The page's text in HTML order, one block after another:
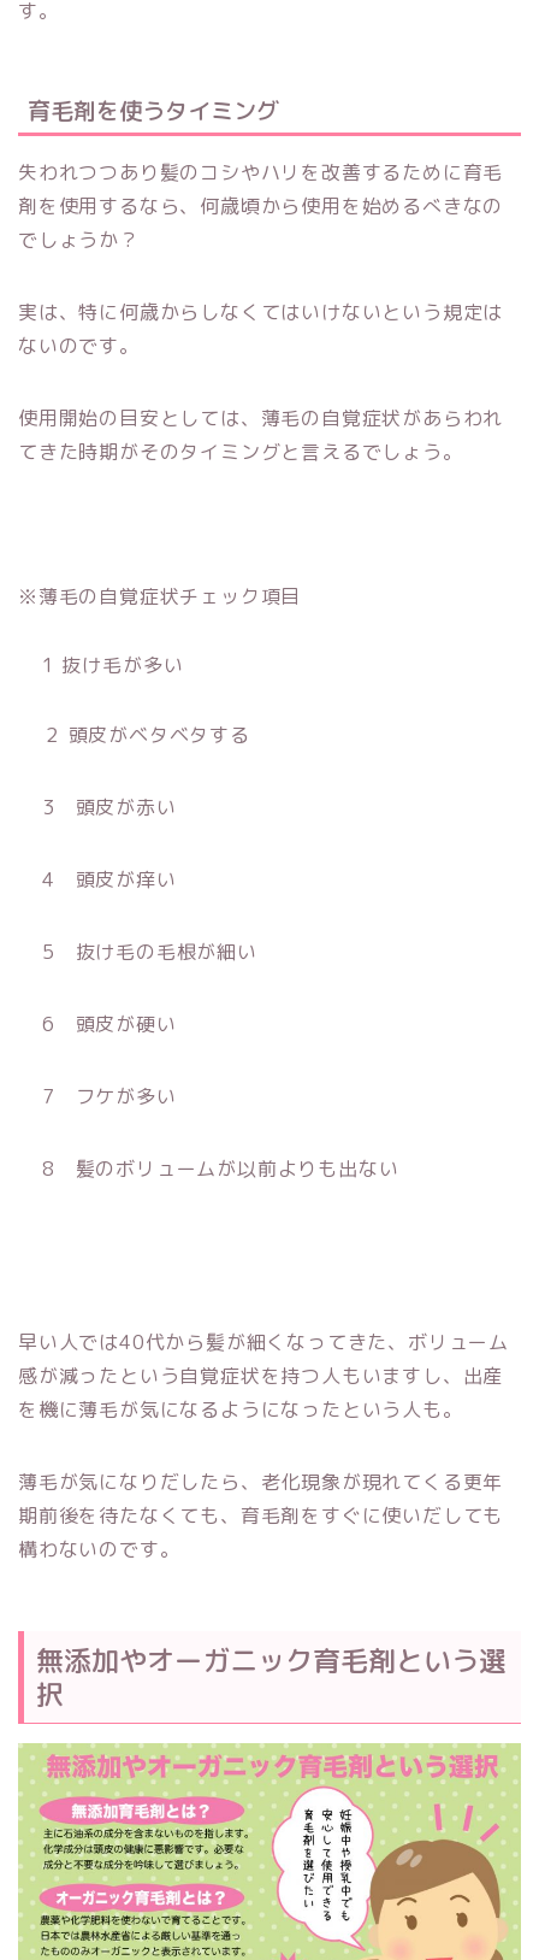
す。
育毛剤を使うタイミング
失われつつあり髪のコシやハリを改善するために育毛
剤を使用するなら、何歳頃から使用を始めるべきなの
でしょうか？
実は、特に何歳からしなくてはいけないという規定は
ないのです。
使用開始の目安としては、薄毛の自覚症状があらわれ
てきた時期がそのタイミングと言えるでしょう。
※薄毛の自覚症状チェック項目
1 抜け毛が多い
２ 頭皮がベタベタする
3 頭皮が赤い
4 頭皮が痒い
5 抜け毛の毛根が細い
6 頭皮が硬い
7 フケが多い
8 髪のボリュームが以前よりも出ない
早い人では40代から髪が細くなってきた、ボリューム
感が減ったという自覚症状を持つ人もいますし、出産
を機に薄毛が気になるようになったという人も。
薄毛が気になりだしたら、老化現象が現れてくる更年
期前後を待たなくても、育毛剤をすぐに使いだしても
構わないのです。
無添加やオーガニック育毛剤という選
択